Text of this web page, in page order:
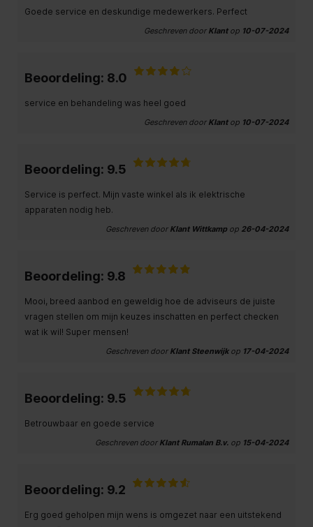
Goede service en deskundige medewerkers. Perfect
Geschreven door Klantop 10-07-2024
Beoordeling: 8.0
service en behandeling was heel goed
Geschreven door Klantop 10-07-2024
Beoordeling: 9.5
Service is perfect. Mijn vaste winkel als ik elektrische
apparaten nodig heb.
Geschreven door Klant Wittkamp op 26-04-2024
Beoordeling: 9.8
Mooi, breed aanbod en geweldig hoe de adviseurs de juiste
vragen stellen om mijn keuzes inschatten en perfect checken
wat ik wil! Super mensen!
Geschreven door Klant Steenwijkop 17-04-2024
Beoordeling: 9.5
Betrouwbaar en goede service
Geschreven door Klant Rumalan B.v. op 15-04-2024
Beoordeling: 9.2
Erg goed geholpen mijn wens is omgezet naar een uitstekend